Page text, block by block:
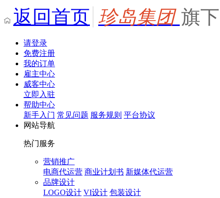
返回首页 珍岛集团 旗
请登录
免费注册
我的订单
雇主中心
威客中心
立即入驻
帮助中心
新手入门 常见问题 服务规则 平台协议
网站导航
热门服务
营销推广
电商代运营 商业计划书 新媒体代运营
品牌设计
LOGO设计 VI设计 包装设计